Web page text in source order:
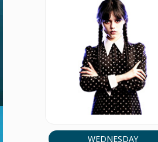
WEDNESDAY